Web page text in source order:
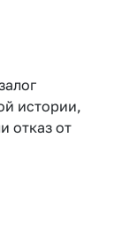
истории,
отказ от